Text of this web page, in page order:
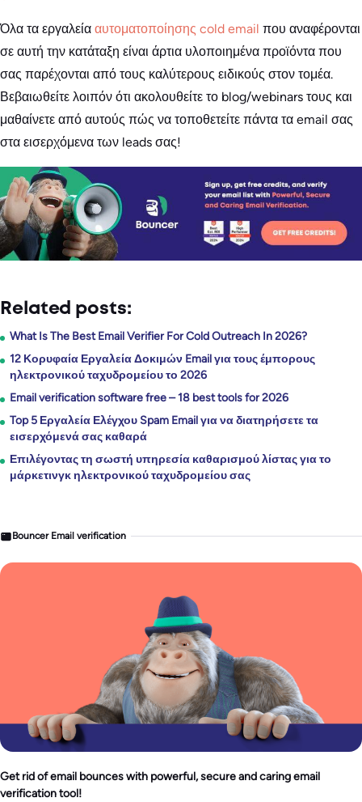
Όλα τα εργαλεία αυτοματοποίησης cold email που αναφέρονται
σε αυτή την κατάταξη είναι άρτια υλοποιημένα προϊόντα που
σας παρέχονται από τους καλύτερους ειδικούς στον τομέα.
Βεβαιωθείτε λοιπόν ότι ακολουθείτε το blog/webinars τους και
μαθαίνετε από αυτούς πώς να τοποθετείτε πάντα τα email σας
στα εισερχόμενα των leads σας!
Related posts:
What Is The Best Email Verifier For Cold Outreach In 2026?
12 Κορυφαία Εργαλεία Δοκιμών Email για τους έμπορους
ηλεκτρονικού ταχυδρομείου το 2026
Email verification software free – 18 best tools for 2026
Top 5 Εργαλεία Ελέγχου Spam Email για να διατηρήσετε τα
εισερχόμενά σας καθαρά
Επιλέγοντας τη σωστή υπηρεσία καθαρισμού λίστας για το
μάρκετινγκ ηλεκτρονικού ταχυδρομείου σας
Bouncer Email verification
Get rid of email bounces with powerful, secure and caring email
verification tool!